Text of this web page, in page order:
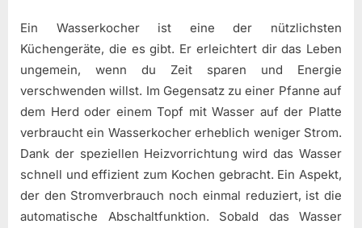
Ein Wasserkocher ist eine der nützlichsten
Küchengeräte, die es gibt. Er erleichtert dir das Leben
ungemein, wenn du Zeit sparen und Energie
verschwenden willst. Im Gegensatz zu einer Pfanne auf
dem Herd oder einem Topf mit Wasser auf der Platte
verbraucht ein Wasserkocher erheblich weniger Strom.
Dank der speziellen Heizvorrichtung wird das Wasser
schnell und effizient zum Kochen gebracht. Ein Aspekt,
der den Stromverbrauch noch einmal reduziert, ist die
automatische Abschaltfunktion. Sobald das Wasser